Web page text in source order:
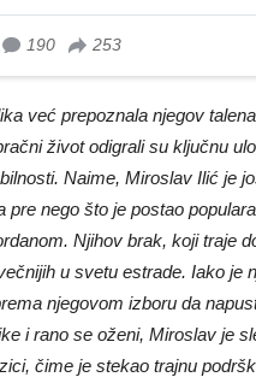
već prepoznala njegov
život odigrali su ključnu
Naime, Miroslav Ilić je
pre nego što je postao
Njihov brak, koji traje
u svetu estrade. Iako je
njegovom izboru da
i rano se oženi, Miroslav je
čime je stekao trajnu